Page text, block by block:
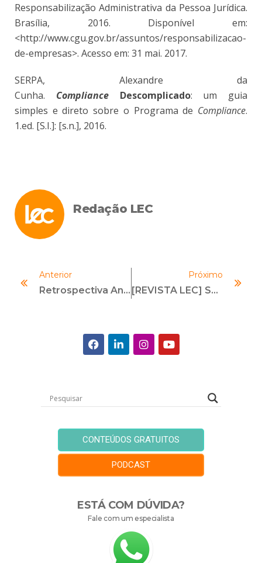
Responsabilização Administrativa da Pessoa Jurídica.
Brasília, 2016. Disponível em:
<http://www.cgu.gov.br/assuntos/responsabilizacao-
de-empresas>. Acesso em: 31 mai. 2017.
SERPA, Alexandre da
Cunha. ComplianceDescomplicado: um guia
simples e direto sobre o Programa de Compliance.
1.ed. [S.I.]: [s.n.], 2016.
Redação LEC
Anterior
Retrospectiva Anticorrupção 2017
Próximo
[REVISTA LEC] Suitability No Brasil: Um Processo Em Fase De Amadurecimento
CONTEÚDOS GRATUITOS
PODCAST
ESTÁ COM DÚVIDA?
Fale com um especialista